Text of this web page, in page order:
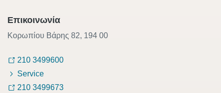
Επικοινωνία
Κορωπίου Βάρης 82, 194 00
210 3499600
Service
210 3499673